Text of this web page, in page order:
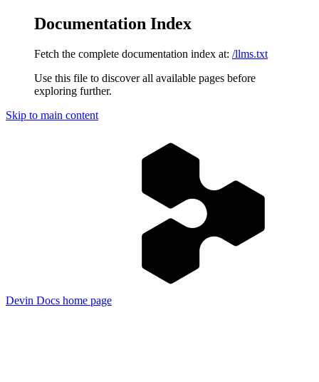
Documentation Index
Fetch the complete documentation index at: /llms.txt
Use this file to discover all available pages before
exploring further.
Skip to main content
Devin Docs home page